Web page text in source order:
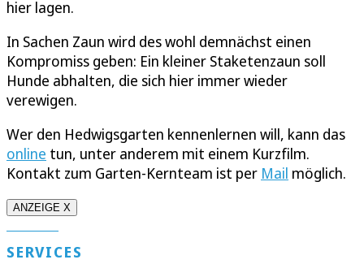
hier lagen.
In Sachen Zaun wird des wohl demnächst einen
Kompromiss geben: Ein kleiner Staketenzaun soll
Hunde abhalten, die sich hier immer wieder
verewigen.
Wer den Hedwigsgarten kennenlernen will, kann das
online tun, unter anderem mit einem Kurzfilm.
Kontakt zum Garten-Kernteam ist per Mail möglich.
ANZEIGE X
SERVICES